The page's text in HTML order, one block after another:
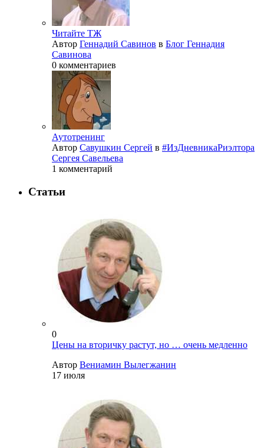
Читайте ТЖ
Автор Геннадий Савинов в Блог Геннадия
Савинова
0 комментариев
Аутотренинг
Автор Савушкин Сергей в #ИзДневникаРиэлтора
Сергея Савельева
1 комментарий
Статьи
0
Цены на вторичку растут, но … очень медленно
Автор Вениамин Вылегжанин
17 июля